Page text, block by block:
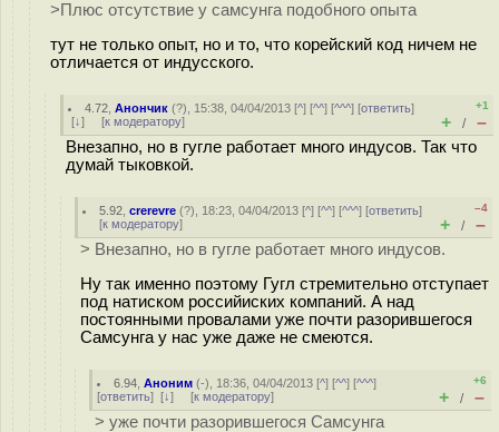
>Плюс отсутствие у самсунга подобного опыта
тут не только опыт, но и то, что корейский код ничем не
отличается от индусского.
4.72 ,Анончик (?), 15:38, 04/04/2013 [^] [^^] [^^^] [ответить]
[↓] [к модератору]
+1
+ / –
Внезапно, но в гугле работает много индусов. Так что
думай тыковкой.
5.92 ,crerevre (?), 18:23, 04/04/2013 [^] [^^] [^^^] [ответить]
[к модератору]
–4
+ / –
> Внезапно, но в гугле работает много индусов.
Ну так именно поэтому Гугл стремительно отступает
под натиском российиских компаний. А над
постоянными провалами уже почти разорившегося
Самсунга у нас уже даже не смеются.
6.94 ,Аноним (-), 18:36, 04/04/2013 [^] [^^] [^^^]
[ответить] [↓] [к модератору]
+6
+ / –
> уже почти разорившегося Самсунга